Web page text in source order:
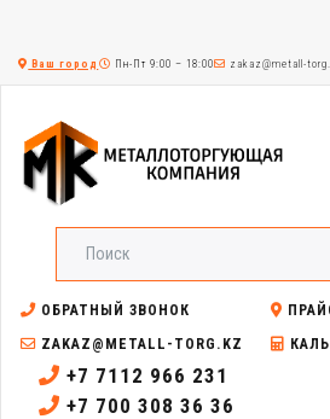
Ваш город Пн-Пт 9:00 – 18:00 zakaz@metall-
ОБРАТНЫЙ ЗВОНОК
ZAKAZ@METALL-TORG.KZ
+7 7112 966 231
+7 700 308 36 36